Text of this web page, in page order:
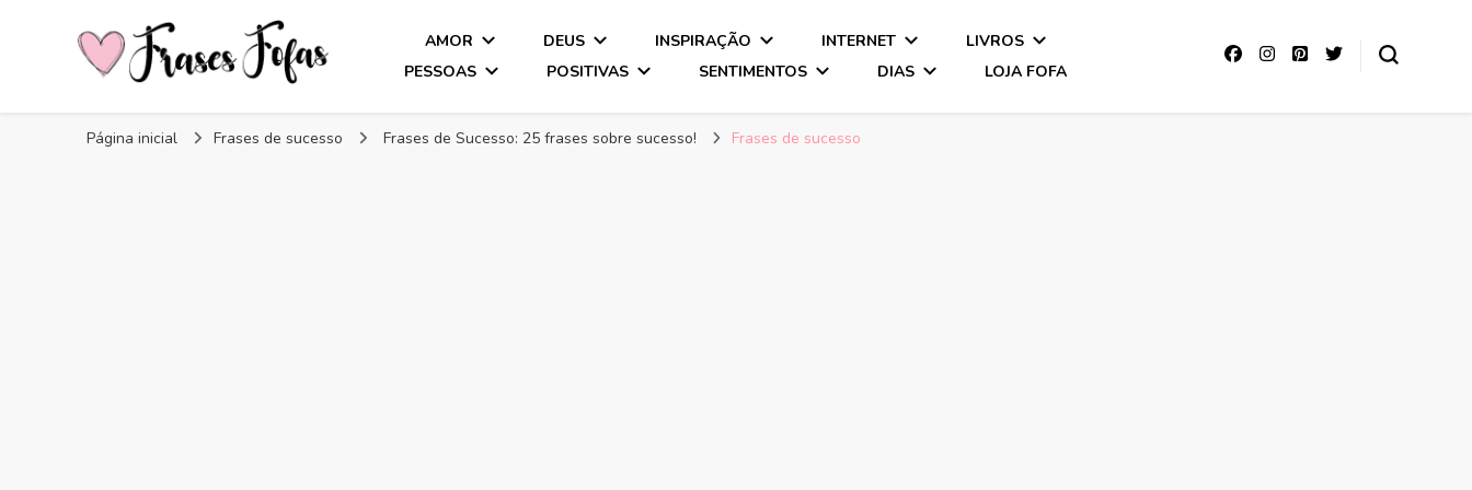
Frases Fofas
AMOR DEUS INSPIRAÇÃO INTERNET
LIVROS
PESSOAS
POSITIVAS SENTIMENTOS DIAS LOJA FOFA
Página inicial Frases de sucesso Frases de Sucesso: 25 frases sobre sucesso! Frases de sucesso